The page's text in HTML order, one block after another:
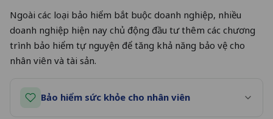
Ngoài các loại bảo hiểm bắt buộc doanh nghiệp, nhiều
doanh nghiệp hiện nay chủ động đầu tư thêm các chương
trình bảo hiểm tự nguyện để tăng khả năng bảo vệ cho
nhân viên và tài sản.
Bảo hiểm sức khỏe cho nhân viên